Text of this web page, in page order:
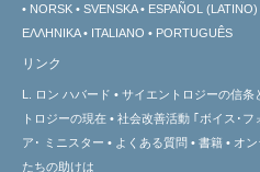
NORSK
SVENSKA ESPAÑOL (LATINO)
ΕΛΛΗΝΙΚA
ITALIANO PORTUGUÊS
リンク
L. ロン ハバード サイエントロジーの信条
トロジーの現在 社会改善活動 ｢ボイス･フ
ア･
ミニスター よくある質問 書籍 オ
たちの助けは